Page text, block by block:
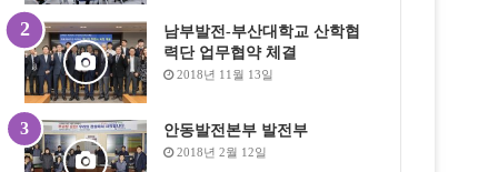
남부발전-부산대학교 산학협
력단 업무협약 체결
2018년 11월 13일
안동발전본부 발전부
2018년 2월 12일